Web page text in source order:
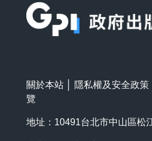
關於本站 隱私權及安全政策
覽
地址：10491台北市中山區松